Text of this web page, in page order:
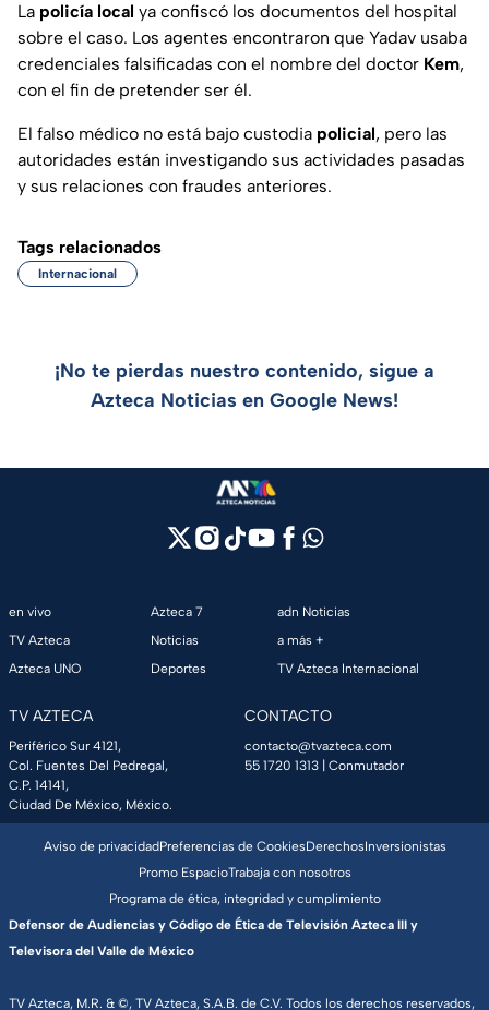
La policía local ya confiscó los documentos del hospital
sobre el caso. Los agentes encontraron que Yadav usaba
credenciales falsificadas con el nombre del doctor Kem,
con el fin de pretender ser él.
El falso médico no está bajo custodia policial, pero las
autoridades están investigando sus actividades pasadas
y sus relaciones con fraudes anteriores.
Tags relacionados
Internacional
¡No te pierdas nuestro contenido, sigue a
Azteca Noticias en Google News!
en vivo
TV Azteca
Azteca UNO
Azteca 7
Noticias
Deportes
adn Noticias
a más +
TV Azteca Internacional
TV AZTECA
Periférico Sur 4121,
Col. Fuentes Del Pedregal,
C.P. 14141,
Ciudad De México, México.
CONTACTO
contacto@tvazteca.com
55 1720 1313 | Conmutador
TV Azteca, M.R. & ©, TV Azteca, S.A.B. de C.V. Todos los derechos reservados,
Aviso de privacidadPreferencias de CookiesDerechosInversionistas
Promo EspacioTrabaja con nosotros
Programa de ética, integridad y cumplimiento
Defensor de Audiencias y Código de Ética de Televisión Azteca III y
Televisora del Valle de México